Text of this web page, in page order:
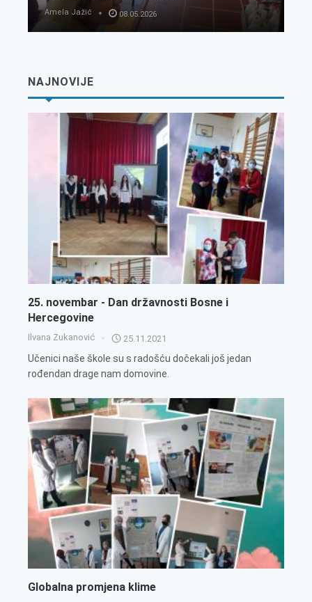
Amela Jažić 08.05.2026
NAJNOVIJE
25. novembar - Dan državnosti Bosne i
Hercegovine
Ilvana Zukanović 25.11.2021
Učenici naše škole su s radošću dočekali još jedan
rođendan drage nam domovine.
Globalna promjena klime